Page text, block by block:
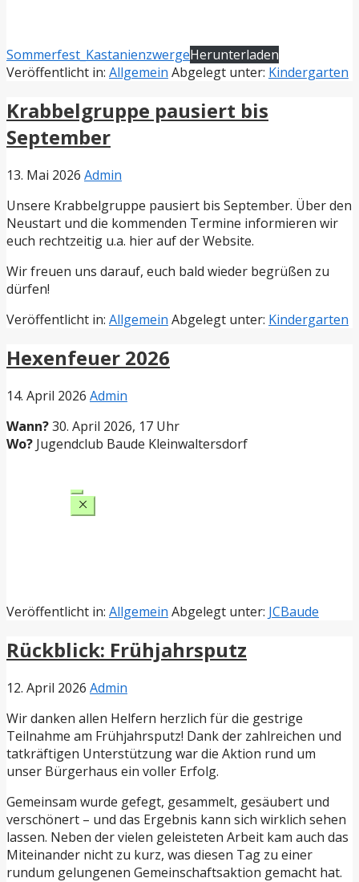
Sommerfest_KastanienzwergeHerunterladen
Veröffentlicht in: Allgemein Abgelegt unter: Kindergarten
Krabbelgruppe pausiert bis
September
13. Mai 2026 Admin
Unsere Krabbelgruppe pausiert bis September. Über den
Neustart und die kommenden Termine informieren wir
euch rechtzeitig u.a. hier auf der Website.
Wir freuen uns darauf, euch bald wieder begrüßen zu
dürfen!
Veröffentlicht in: Allgemein Abgelegt unter: Kindergarten
Hexenfeuer 2026
14. April 2026 Admin
Wann?30. April 2026, 17 Uhr
Wo? Jugendclub Baude Kleinwaltersdorf
Veröffentlicht in: Allgemein Abgelegt unter: JCBaude
Rückblick: Frühjahrsputz
12. April 2026 Admin
Wir danken allen Helfern herzlich für die gestrige
Teilnahme am Frühjahrsputz! Dank der zahlreichen und
tatkräftigen Unterstützung war die Aktion rund um
unser Bürgerhaus ein voller Erfolg.
Gemeinsam wurde gefegt, gesammelt, gesäubert und
verschönert – und das Ergebnis kann sich wirklich sehen
lassen. Neben der vielen geleisteten Arbeit kam auch das
Miteinander nicht zu kurz, was diesen Tag zu einer
rundum gelungenen Gemeinschaftsaktion gemacht hat.